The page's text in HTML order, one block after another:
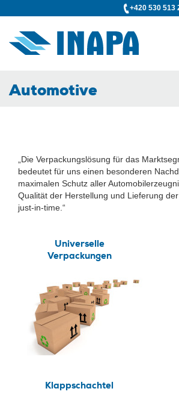
+420 530 513
Automotive
„Die Verpackungslösung für das
bedeutet für uns einen besonderen
maximalen Schutz aller
Qualität der Herstellung und Lieferung
just-in-time.“
Universelle
Verpackungen
Klappschachtel